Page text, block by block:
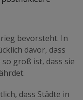
bevorsteht. In
davor, dass
groß ist, dass sie
dass Städte in